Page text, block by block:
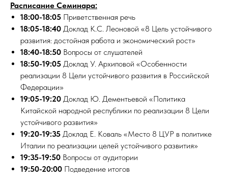
Расписание Семинара:
18:00-18:05 Приветственная речь
18:05-18:40 Доклад К.С. Леоновой «8 Цель устойчивого
развития: достойная работа и экономический рост»
18:40-18:50 Вопросы от слушателей
18:50-19:05 Доклад У. Архиповой «Особенности
реализации 8 Цели устойчивого развития в Российской
Федерации»
19:05-19:20 Доклад Ю. Дементьевой «Политика
Китайской народной республики по реализации 8 Цели
устойчивого развития»
19:20-19:35 Доклад Е. Коваль «Место 8 ЦУР в политике
Италии по реализации целей устойчивого развития»
19:35-19:50 Вопросы от аудитории
19:50-20:00 Подведение итогов